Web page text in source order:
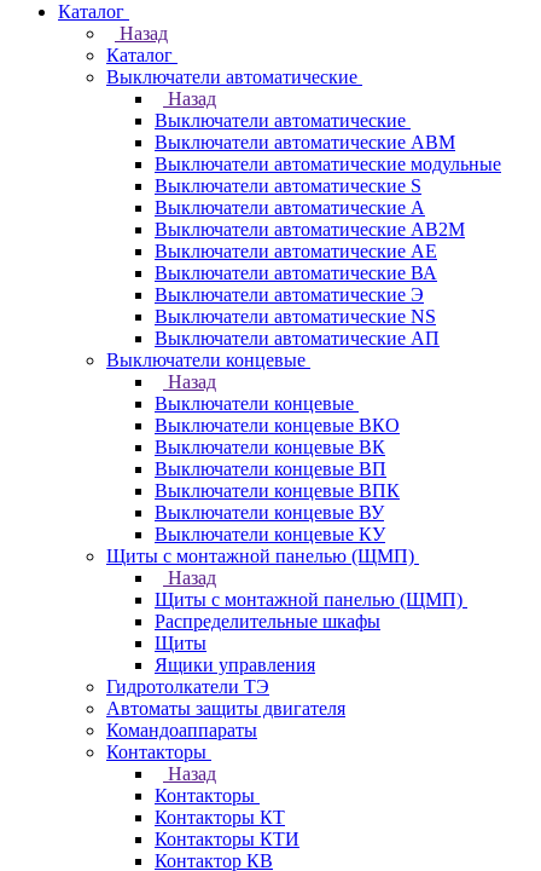
Каталог
Назад
Каталог
Выключатели автоматические
Назад
Выключатели автоматические
Выключатели автоматические АВМ
Выключатели автоматические модульные
Выключатели автоматические S
Выключатели автоматические А
Выключатели автоматические АВ2М
Выключатели автоматические АЕ
Выключатели автоматические ВА
Выключатели автоматические Э
Выключатели автоматические NS
Выключатели автоматические АП
Выключатели концевые
Назад
Выключатели концевые
Выключатели концевые ВКО
Выключатели концевые ВК
Выключатели концевые ВП
Выключатели концевые ВПК
Выключатели концевые ВУ
Выключатели концевые КУ
Щиты с монтажной панелью (ЩМП)
Назад
Щиты с монтажной панелью (ЩМП)
Распределительные шкафы
Щиты
Ящики управления
Гидротолкатели ТЭ
Автоматы защиты двигателя
Командоаппараты
Контакторы
Назад
Контакторы
Контакторы КТ
Контакторы КТИ
Контактор КВ